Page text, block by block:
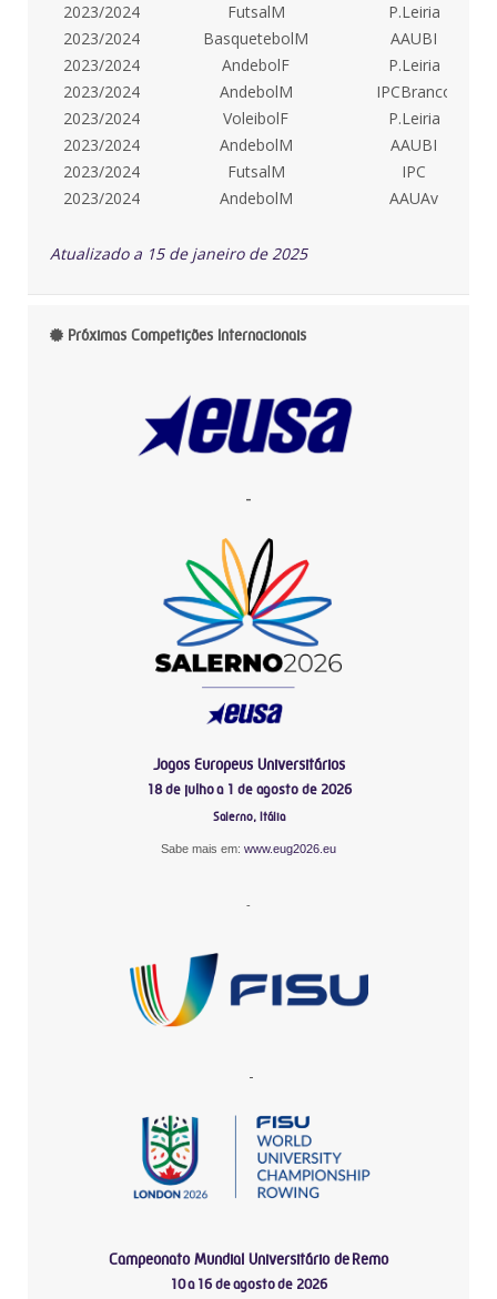
2023/2024
FutsalM
P.Leiria
2023/2024
BasquetebolM AAUBI
2023/2024
AndebolF
P.Leiria
2023/2024
AndebolM
IPCBranco
2023/2024
VoleibolF
P.Leiria
2023/2024
AndebolM
AAUBI
2023/2024
FutsalM
IPC
2023/2024
AndebolM AAUAv
Atualizado a 15 de janeiro de 2025
Próximas Competições Internacionais
-
Jogos Europeus Universitários
18 de julho a 1 de agosto de 2026
Salerno, Itália
Sabe mais em: www.eug2026.eu
-
-
Campeonato Mundial Universitário de Remo
10 a 16 de agosto de 2026